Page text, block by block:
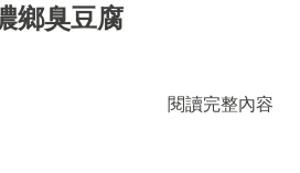
鄉臭豆腐
閱讀完整內容